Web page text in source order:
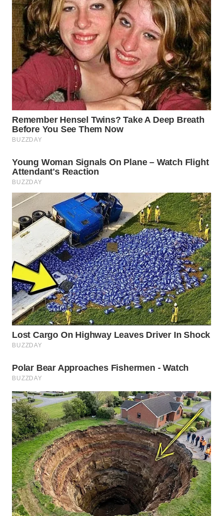
WN
LIKUPANG
WN
LABUANBAJO
WN
BORNEO
Wahana
Media
Group
NEWS
WAHANA
TANI
WAHANA
ADVOKAT
WAHANA
INFRASTRUKTUR
WAHANA
KONSUMEN
WAHANA
WAHANA
WAHANA
TV
WAHANANEWS
ID
WAHANANEWS
CO ID